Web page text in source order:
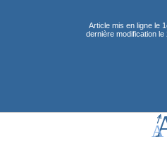
Article mis en ligne le
dernière modification le